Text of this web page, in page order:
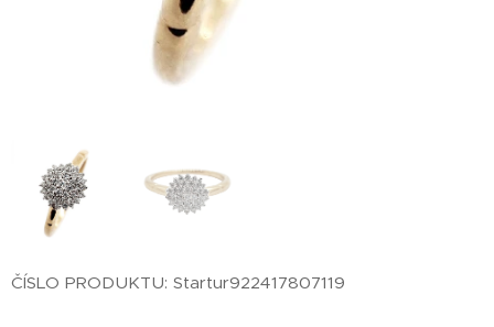
ČÍSLO PRODUKTU: Startur922417807119